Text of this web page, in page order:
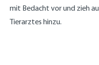
mit Bedacht vor und zieh
Tierarztes hinzu.